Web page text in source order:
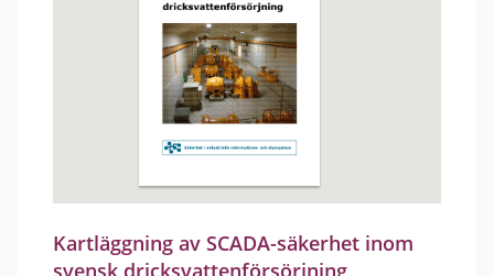
Kartläggning av SCADA-säkerhet inom
svensk dricksvattenförsörjning